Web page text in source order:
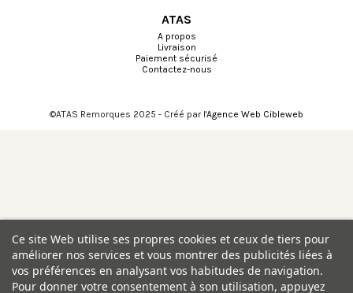
ATAS
A propos
Livraison
Paiement sécurisé
Contactez-nous
Ce site Web utilise ses propres cookies et ceux de tiers pour
améliorer nos services et vous montrer des publicités liées à
vos préférences en analysant vos habitudes de navigation.
Pour donner votre consentement à son utilisation, appuyez
©ATAS Remorques 2025 - Créé par l'Agence Web Cibleweb